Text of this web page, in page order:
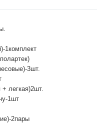
1комплект
3шт.
легкая)2шт.
1шт
2пары